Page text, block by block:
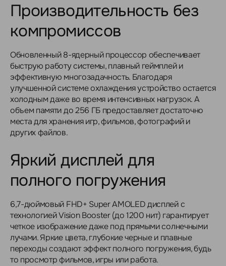
Производительность без
компромиссов
Обновленный 8-ядерный процессор обеспечивает
быструю работу системы, плавный геймплей и
эффективную многозадачность. Благодаря
улучшенной системе охлаждения устройство остается
холодным даже во время интенсивных нагрузок. А
объем памяти до 256 ГБ предоставляет достаточно
места для хранения игр, фильмов, фотографий и
других файлов.
Яркий дисплей для
полного погружения
6,7-дюймовый FHD+ Super AMOLED дисплей с
технологией Vision Booster (до 1200 нит) гарантирует
четкое изображение даже под прямыми солнечными
лучами. Яркие цвета, глубокие черные и плавные
переходы создают эффект полного погружения, будь
то просмотр фильмов, игры или работа.